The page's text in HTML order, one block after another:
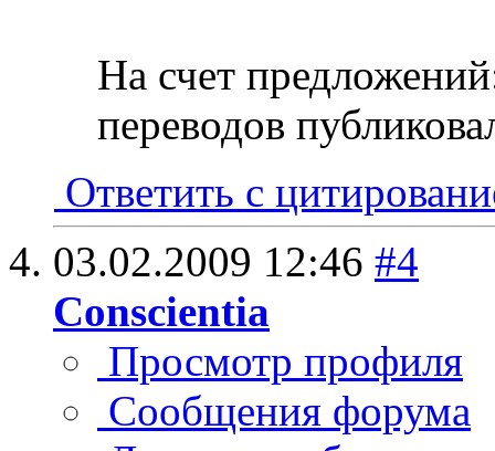
На счет
переводов
Ответить с
03.02.2009 12:46 #4
Conscientia
Просмотр профиля
Сообщения форума